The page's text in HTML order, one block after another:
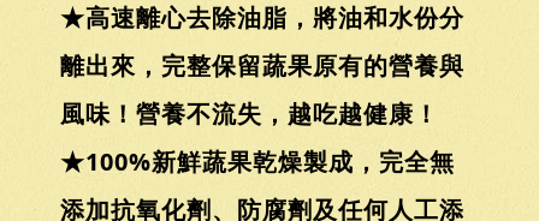
★高速離心去除油脂，將油和水份分
離出來，完整保留蔬果原有的營養與
風味！營養不流失，越吃越健康！
★100%新鮮蔬果乾燥製成，完全無
添加抗氧化劑、防腐劑及任何人工添